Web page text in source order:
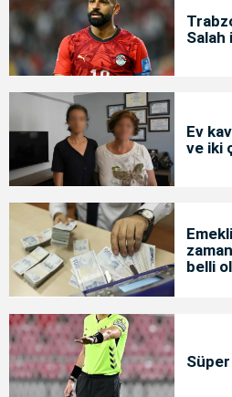
Salah
Ev
ve iki
belli